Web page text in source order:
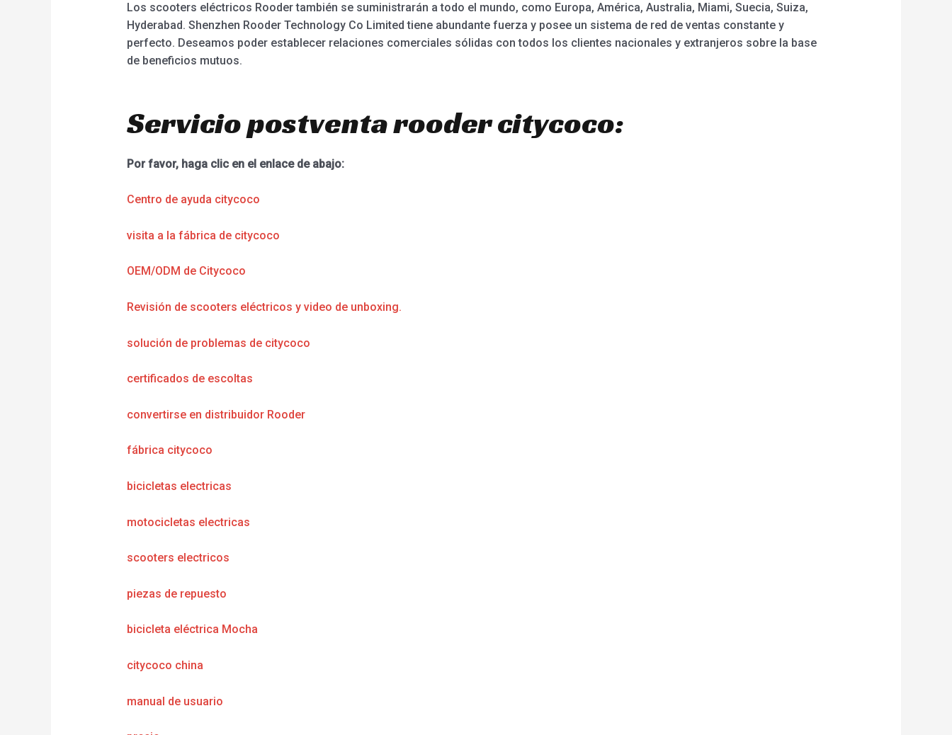
Los scooters eléctricos Rooder también se suministrarán a todo el mundo, como Europa, América, Australia, Miami, Suecia, Suiza,
Hyderabad. Shenzhen Rooder Technology Co Limited tiene abundante fuerza y posee un sistema de red de ventas constante y
perfecto. Deseamos poder establecer relaciones comerciales sólidas con todos los clientes nacionales y extranjeros sobre la base
de beneficios mutuos.
Servicio postventa rooder citycoco:
Por favor, haga clic en el enlace de abajo:
Centro de ayuda citycoco
visita a la fábrica de citycoco
OEM/ODM de Citycoco
Revisión de scooters eléctricos y video de unboxing.
solución de problemas de citycoco
certificados de escoltas
convertirse en distribuidor Rooder
fábrica citycoco
bicicletas electricas
motocicletas electricas
scooters electricos
piezas de repuesto
bicicleta eléctrica Mocha
citycoco china
manual de usuario